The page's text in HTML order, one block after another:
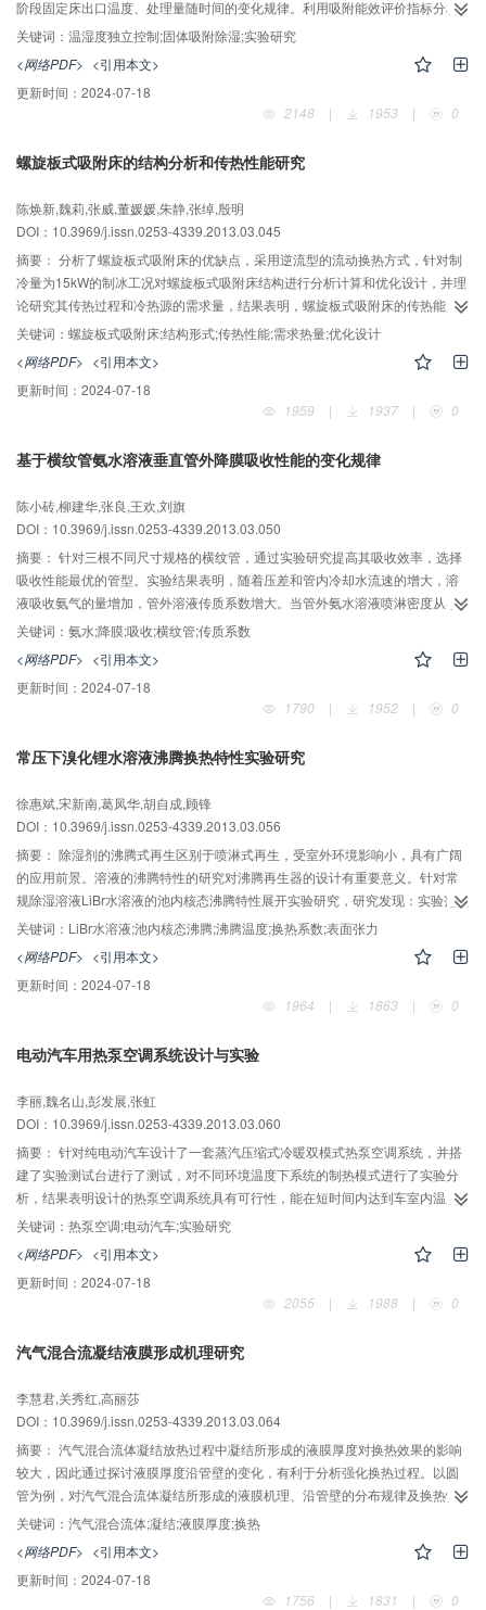
阶段固定床出口温度、处理量随时间的变化规律。利用吸附能效评价指标分析
了不同组合填装方式的固体吸附材料在吸附过程的节能效果。结果表明，在该
实验进口参数条件下，硅胶+13X分子筛固体吸附除湿材料的组合填装方式更适
用于固定床固体吸附除湿。
关键词： 温湿度独立控制;固体吸附除湿;实验研究
<网络PDF> <引用本文>
更新时间： 2024-07-18
2148
| 1953 | 0
螺旋板式吸附床的结构分析和传热性能研究
陈焕新,魏莉,张威,董媛媛,朱静,张绰,殷明
DOI：10.3969/j.issn.0253-4339.2013.03.045
摘要： 分析了螺旋板式吸附床的优缺点，采用逆流型的流动换热方式，针对制
冷量为15kW的制冰工况对螺旋板式吸附床结构进行分析计算和优化设计，并理
论研究其传热过程和冷热源的需求量，结果表明，螺旋板式吸附床的传热能力
较其它吸附床结构形式有很大提高、体积较小，若能有效解决加工困难和传质
通道的设置，则可以得到广泛应用，推动吸附制冷技术的产品化和商业化。
关键词： 螺旋板式吸附床;结构形式;传热性能;需求热量;优化设计
<网络PDF> <引用本文>
更新时间： 2024-07-18
1959
| 1937 | 0
基于横纹管氨水溶液垂直管外降膜吸收性能的变化规律
陈小砖,柳建华,张良,王欢,刘旗
DOI：10.3969/j.issn.0253-4339.2013.03.050
摘要： 针对三根不同尺寸规格的横纹管，通过实验研究提高其吸收效率，选择
吸收性能最优的管型。实验结果表明，随着压差和管内冷却水流速的增大，溶
液吸收氨气的量增加，管外溶液传质系数增大。当管外氨水溶液喷淋密度从小
变大时，光滑管和横纹管的传质系数均先增加后减小，过程中出现了最大值。
该系列实验的结果表明横纹管比相同工况的光滑管有更高的强化传热和传质能
力，当溶液喷淋密度为479.6kg/(m?h)时，横纹管比光滑管的传质系数增大了
97.8%。三组实验中均发现一个共同的规律，横纹管的传质系数随凹槽尺寸变
化而改变，2号横纹管表现出更强的吸收氨气能力。该管凹槽宽度与横纹管外径
混和涡流的流动形态，得出了不同尺寸规格横纹管吸收性能差异的一个原因。
关键词： 氨水;降膜;吸收;横纹管;传质系数
<网络PDF> <引用本文>
更新时间： 2024-07-18
1790
| 1952 | 0
常压下溴化锂水溶液沸腾换热特性实验研究
徐惠斌,宋新南,葛凤华,胡自成,顾锋
DOI：10.3969/j.issn.0253-4339.2013.03.056
摘要： 除湿剂的沸腾式再生区别于喷淋式再生，受室外环境影响小，具有广阔
的应用前景。溶液的沸腾特性的研究对沸腾再生器的设计有重要意义。针对常
规除湿溶液LiBr水溶液的池内核态沸腾特性展开实验研究，研究发现：实验范围
内，LiBr溶液的沸腾换热系数远低于纯水，并随浓度的增加而降低；溶液稳定沸
腾再生对热源温度的要求并不高，LiBr溶液的沸腾温度，随着浓度的增加而升
高；溶液沸腾换热机理较单一组分液体沸腾更为复杂，有待进一步深入研究。
关键词： LiBr水溶液;池内核态沸腾;沸腾温度;换热系数;表面张力
<网络PDF> <引用本文>
更新时间： 2024-07-18
1964
| 1863 | 0
电动汽车用热泵空调系统设计与实验
李丽,魏名山,彭发展,张虹
DOI：10.3969/j.issn.0253-4339.2013.03.060
摘要： 针对纯电动汽车设计了一套蒸汽压缩式冷暖双模式热泵空调系统，并搭
建了实验测试台进行了测试，对不同环境温度下系统的制热模式进行了实验分
析，结果表明设计的热泵空调系统具有可行性，能在短时间内达到车室内温度
需求。热泵空调的性能受外界环境的影响较大，环境温度越低，系统压力越
关键词： 热泵空调;电动汽车;实验研究
<网络PDF> <引用本文>
更新时间： 2024-07-18
2055
| 1988 | 0
汽气混合流凝结液膜形成机理研究
李慧君,关秀红,高丽莎
DOI：10.3969/j.issn.0253-4339.2013.03.064
摘要： 汽气混合流体凝结放热过程中凝结所形成的液膜厚度对换热效果的影响
较大，因此通过探讨液膜厚度沿管壁的变化，有利于分析强化换热过程。以圆
管为例，对汽气混合流体凝结所形成的液膜机理、沿管壁的分布规律及换热性
能进行分析，并建立相应的物理及数学模型。通过给定初始条件进行计算，结
果表明：液膜沿管壁向下流动过程中其厚度逐渐增加、换热性能逐渐降低；同
时分析了管壁温度、汽气混合流体速度及管径等主要参数对液膜的形成及换热
性能的影响，为强化凝结换热过程提供了理论基础。
关键词： 汽气混合流体;凝结;液膜厚度;换热
<网络PDF> <引用本文>
更新时间： 2024-07-18
1756
| 1831 | 0